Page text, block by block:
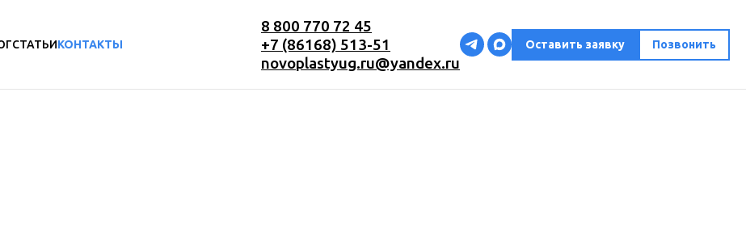
СТАТЬИКОНТАКТЫ
8 800 770 72 45
+7 (86168) 513-51
novoplastyug.ru@yandex.ru
Оставить заявку Позвонить